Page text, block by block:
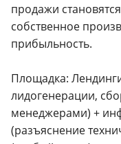
продажи
собственное
прибыльность.
Площадка:
лидогенерации,
менеджерами) +
(разъяснение